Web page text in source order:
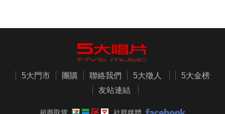
5大門市 團購 聯絡我們 5大徵人
5大金榜
友站連結
超商取貨 社群媒體